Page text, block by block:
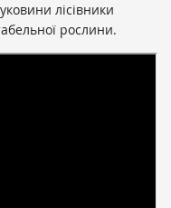
лісівники
рослини.